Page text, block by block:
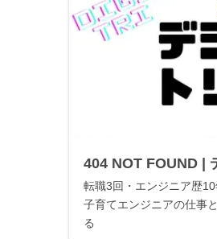
404 NOT FOUND |
転職3回・エンジニア歴10
子育てエンジニアの仕事
る